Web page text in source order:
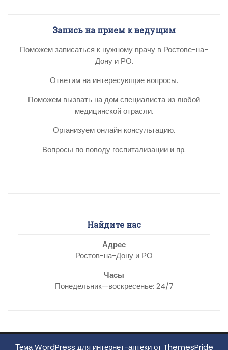
Запись на прием к ведущим
Поможем записаться к нужному врачу в Ростове-на-
Дону и РО.
Ответим на интересующие вопросы.
Поможем вызвать на дом специалиста из любой
медицинской отрасли.
Организуем онлайн консультацию.
Вопросы по поводу госпитализации и пр.
Найдите нас
Адрес
Ростов-на-Дону и РО
Часы
Понедельник—воскресенье: 24/7
Тема WordPress для интернет-аптекиот ThemesPride